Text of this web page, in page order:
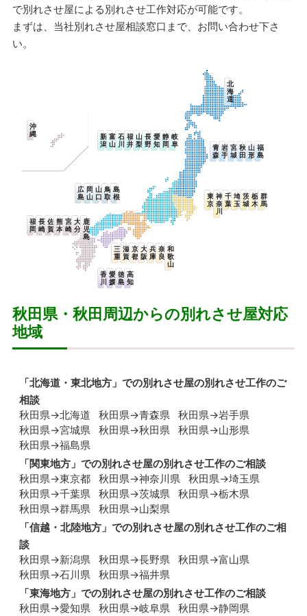
で別れさせ屋による別れさせ工作対応が可能です。
まずは、当社別れさせ屋相談窓口まで、お問い合わせ下さ
い。
北
海
道
青
森
岩
手
宮
城
秋
田
山
形
福
島
東
京
神
奈
川
千
葉
埼
玉
茨
城
栃
木
群
馬
新
潟
富
山
石
川
福
井
山
梨
長
野
愛
知
静
岡
岐
阜
三
重
滋
賀
京
都
大
阪
兵
庫
奈
良
和
歌
山
広
島
岡
山
山
口
鳥
取
島
根
香
川
愛
媛
徳
島
高
知
福
岡
長
崎
佐
賀
熊
本
宮
崎
大
分
鹿
児
島
沖
縄
秋田県・秋田周辺からの別れさせ屋対応
地域
「北海道・東北地方 」での別れさせ屋の別れさせ工作のご
相談
秋田県→北海道
秋田県→青森県
秋田県→岩手県
秋田県→宮城県
秋田県→秋田県
秋田県→山形県
秋田県→福島県
「関東地方 」での別れさせ屋の別れさせ工作のご相談
秋田県→東京都
秋田県→神奈川県
秋田県→埼玉県
秋田県→千葉県
秋田県→茨城県
秋田県→栃木県
秋田県→群馬県
秋田県→山梨県
「信越・北陸地方 」での別れさせ屋の別れさせ工作のご相
談
秋田県→新潟県
秋田県→長野県
秋田県→富山県
秋田県→石川県
秋田県→福井県
「東海地方 」での別れさせ屋の別れさせ工作のご相談
秋田県→愛知県
秋田県→岐阜県
秋田県→静岡県